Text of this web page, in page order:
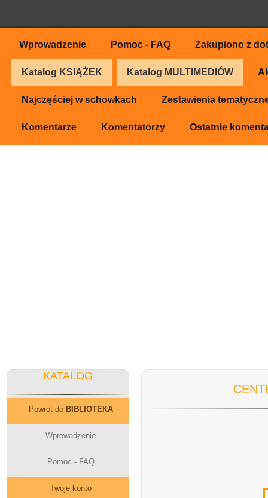
Wprowadzenie Pomoc - FAQ Zakupiono z
Katalog KSIĄŻEK Katalog MULTIMEDIÓW
Najczęściej w schowkach Zestawienia
Komentarze Komentatorzy Ostatnie
KATALOG
Powrót do BIBLIOTEKA
Wprowadzenie
Pomoc - FAQ
Twoje konto